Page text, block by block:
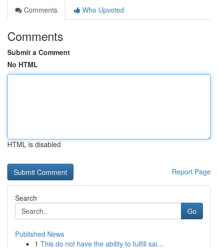
Comments
Who Upvoted
Comments
Submit a Comment
No HTML
HTML is disabled
Report Page
Search
Go
Published News
1 This do not have the ability to fulfill sai...